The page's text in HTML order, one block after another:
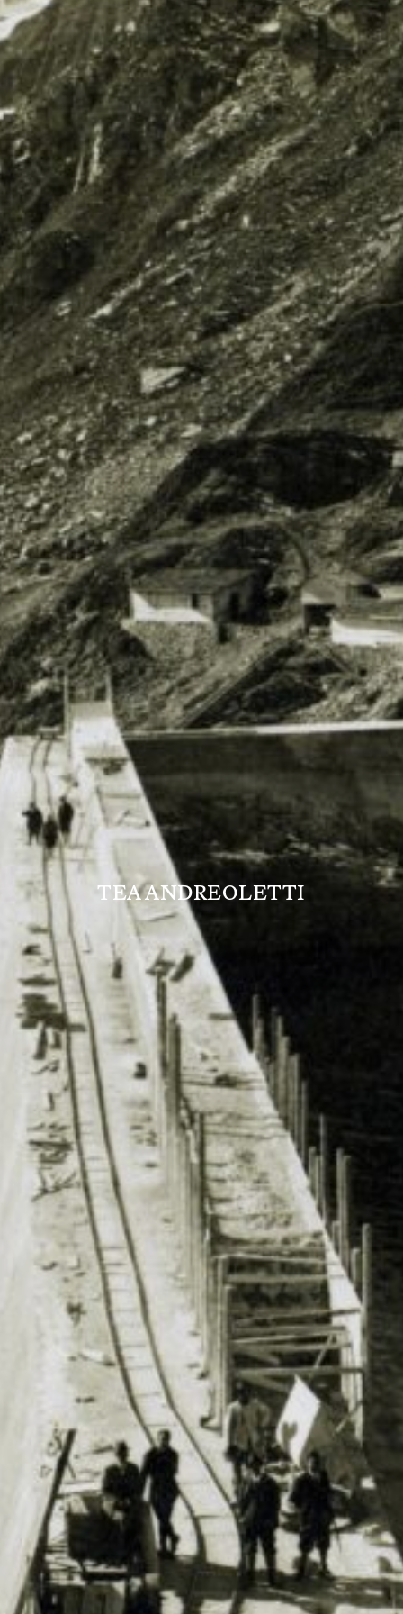
TEA ANDREOLETTI